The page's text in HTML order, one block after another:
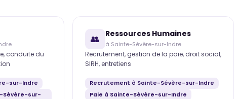
conduite du
sur-Indre
Sévère-sur-
👥 Ressources Humaines
à Sainte-Sévère-sur-Indre
Recrutement, gestion de la paie, droit social,
SIRH, entretiens
Recrutement à Sainte-Sévère-sur-Indre
Paie à Sainte-Sévère-sur-Indre